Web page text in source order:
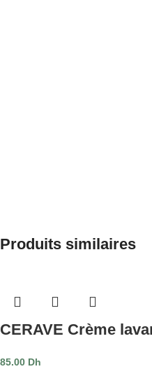
Produits similaires
CERAVE Crème
85.00 Dh